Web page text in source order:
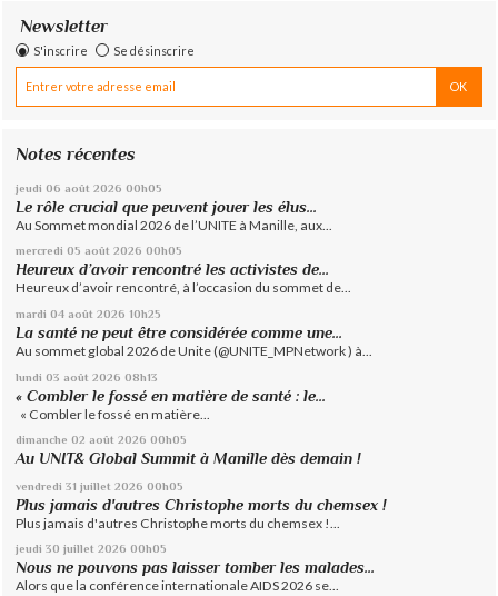
Newsletter
S'inscrire Se désinscrire
Notes récentes
jeudi 06 août 2026 00h05
Le rôle crucial que peuvent jouer les élus...
Au Sommet mondial 2026 de l’UNITE à Manille, aux...
mercredi 05 août 2026 00h05
Heureux d’avoir rencontré les activistes de...
Heureux d’avoir rencontré, à l’occasion du sommet de...
mardi 04 août 2026 10h25
La santé ne peut être considérée comme une...
Au sommet global 2026 de Unite (@UNITE_MPNetwork ) à...
lundi 03 août 2026 08h13
« Combler le fossé en matière de santé : le...
« Combler le fossé en matière...
dimanche 02 août 2026 00h05
Au UNIT& Global Summit à Manille dès demain !
vendredi 31 juillet 2026 00h05
Plus jamais d'autres Christophe morts du chemsex !
Plus jamais d'autres Christophe morts du chemsex !...
jeudi 30 juillet 2026 00h05
Nous ne pouvons pas laisser tomber les malades...
Alors que la conférence internationale AIDS 2026 se...